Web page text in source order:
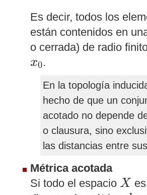
Es decir, todos los
están contenidos en
o cerrada) de radio
x0
x0.
En la topología
hecho de que un
acotado no depende
o clausura, sino
las distancias entre
Métrica acotada
Si todo el espacio X
X